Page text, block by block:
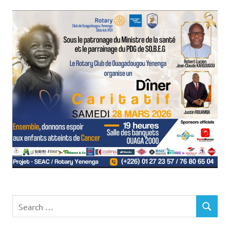
for:
SEARCH